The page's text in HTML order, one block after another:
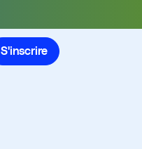
S'inscrire